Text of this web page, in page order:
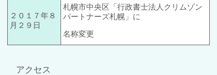
２０１７年８
月２９日
札幌市中央区「行政書士法人クリムゾン
パートナーズ札幌」に
名称変更
アクセス